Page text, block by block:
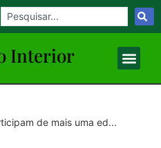
Interior
de mais uma ed...